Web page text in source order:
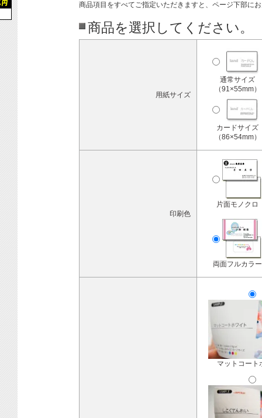
商品項目をすべてご指定いただきますと、ページ下部に
商品を選択してください。
用紙サイズ
通常サイズ
（91×55mm）
カードサイズ
（86×54mm）
印刷色
片面モノクロ
両面フルカラー
マットコート